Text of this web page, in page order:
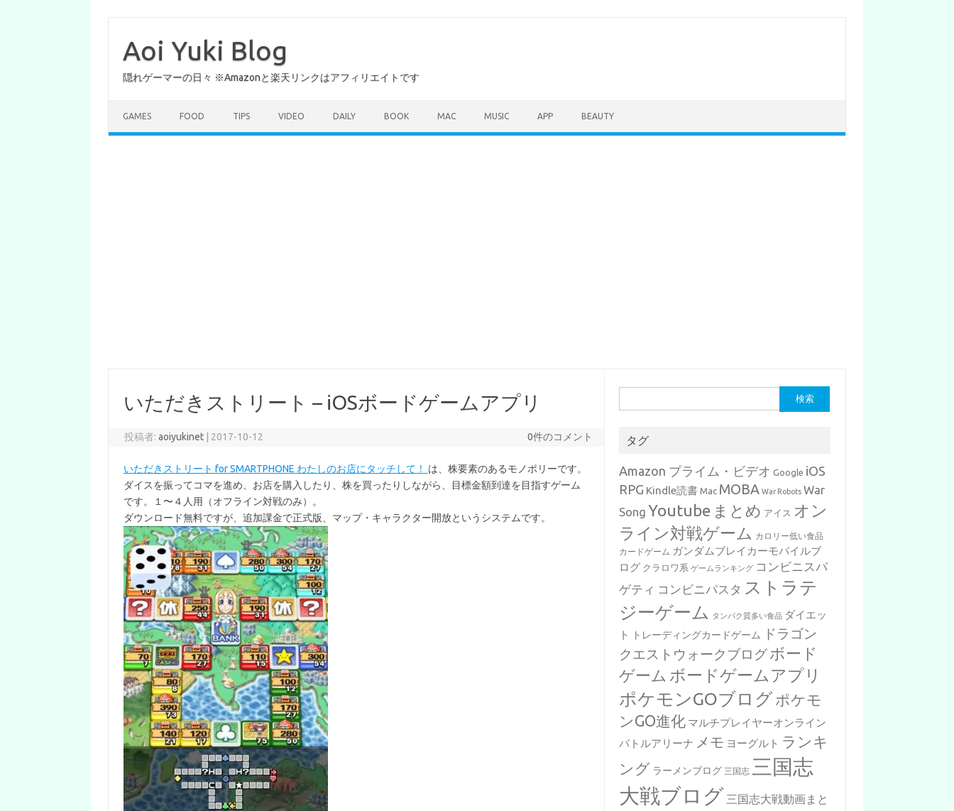
Aoi Yuki Blog
隠れゲーマーの日々 ※Amazonと楽天リンクはアフィリエイトです
GAMES FOOD TIPS VIDEO DAILY BOOK MAC MUSIC APP BEAUTY
いただきストリート – iOSボードゲームアプリ
投稿者:aoiyukinet 2017-10-12 0件のコメント
いただきストリート for SMARTPHONE わたしのお店にタッチして！ は、株要素のあるモノポリーです。
ダイスを振ってコマを進め、お店を購入したり、株を買ったりしながら、目標金額到達を目指すゲーム
です。１〜４人用（オフライン対戦のみ）。
ダウンロード無料ですが、追加課金で正式版、マップ・キャラクター開放というシステムです。
索:
タグ
Amazon プライム・ビデオ Google iOS
RPG Kindle読書 Mac MOBA War Robots War
Song Youtube まとめ アイス オン
ライン対戦ゲーム カロリー低い食品
カードゲーム ガンダムブレイカーモバイルブ
ログ クラロワ系 ゲームランキング コンビニスパ
ゲティ コンビニパスタ ストラテ
ジーゲーム
タンパク質多い食品 ダイエッ
ト
トレーディングカードゲーム
ドラゴン
クエストウォークブログボード
ゲーム ボードゲームアプリ
ポケモンGOブログポケモ
ンGO進化 マルチプレイヤーオンライン
バトルアリーナ メモ ヨーグルト ランキ
ング ラーメンブログ 三国志 三国志
大戦ブログ 三国志大戦動画まと